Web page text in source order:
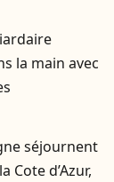
la main avec
séjournent
Cote d’Azur,